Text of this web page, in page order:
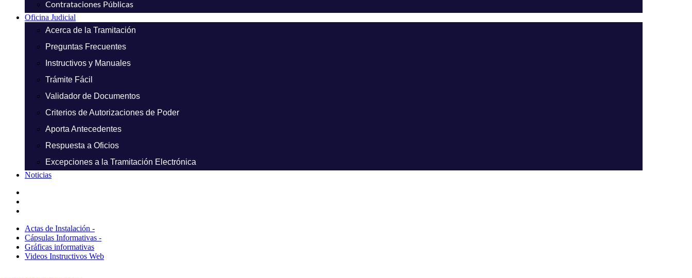
Contrataciones Públicas
Oficina Judicial
Acerca de la Tramitación
Preguntas Frecuentes
Instructivos y Manuales
Trámite Fácil
Validador de Documentos
Criterios de Autorizaciones de Poder
Aporta Antecedentes
Respuesta a Oficios
Excepciones a la Tramitación Electrónica
Noticias
Actas de Instalación -
Cápsulas Informativas -
Gráficas informativas
Videos Instructivos Web